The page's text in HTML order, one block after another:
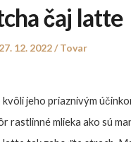
čaj latte
Posted
27. 12. 2022
Posted
Tovar
jeho priaznivým
rastlinné mlieka ako sú